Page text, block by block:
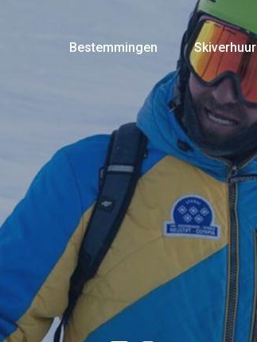
Bestemmingen Skiverhuur